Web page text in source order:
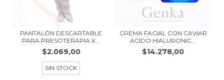
PANTALÓN DESCARTABLE
PARA PRESOTERAPIA X...
$2.069,00
SIN STOCK
CREMA FACIAL CON CAVIAR
ACIDO HIALURONIC...
$14.278,00